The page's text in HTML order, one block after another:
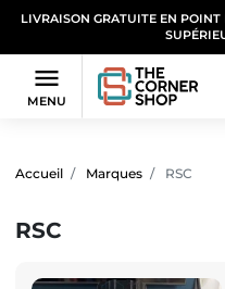
LIVRAISON GRATUITE EN

MENU
Accueil Marques RSC
RSC